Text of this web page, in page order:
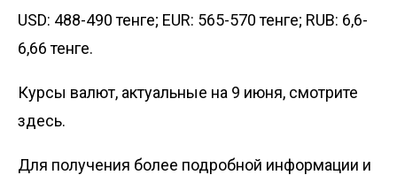
USD: 488-490 тенге; EUR: 565-570 тенге; RUB: 6,6-
6,66 тенге.
Курсы валют, актуальные на 9 июня, смотрите
здесь.
Для получения более подробной информации и